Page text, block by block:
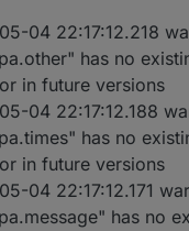
04 22:17:12.218
has no
in future versions
04 22:17:12.188
has no
in future versions
04 22:17:12.171
has no